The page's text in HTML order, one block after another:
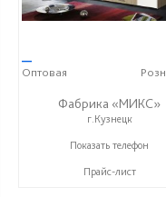
—
Оптовая
Фабрика «МИКС»
г.Кузнецк
+7 (937) 423-36-37
Показать телефон
Прайс-лист